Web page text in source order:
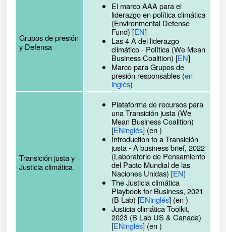
Grupos de presión
y Defensa
El marco AAA para el
liderazgo en política climática
(Environmental Defense
Fund) [EN]
Las 4 A del liderazgo
climático - Política (We Mean
Business Coalition) [EN]
Marco para Grupos de
presión responsables (en
inglés)
Transición justa y
Justicia climática
Plataforma de recursos para
una Transición justa (We
Mean Business Coalition)
[ENinglés] (en )
Introduction to a Transición
justa - A business brief, 2022
(Laboratorio de Pensamiento
del Pacto Mundial de las
Naciones Unidas) [EN]
The Justicia climática
Playbook for Business, 2021
(B Lab) [ENinglés] (en )
Justicia climática Toolkit,
2023 (B Lab US & Canada)
[ENinglés] (en )